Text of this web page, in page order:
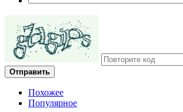
Отправить
Похожее
Популярное